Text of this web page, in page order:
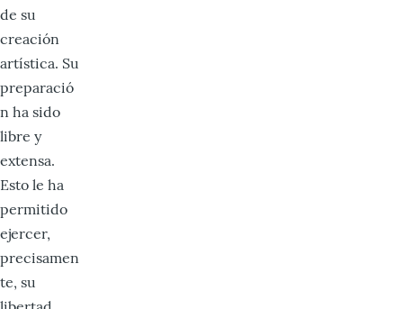
de su
creación
artística. Su
preparació
n ha sido
libre y
extensa.
Esto le ha
permitido
ejercer,
precisamen
te, su